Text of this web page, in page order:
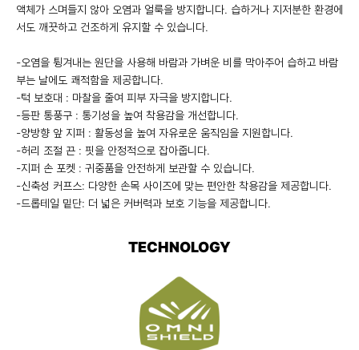
액체가 스며들지 않아 오염과 얼룩을 방지합니다. 습하거나 지저분한 환경에
서도 깨끗하고 건조하게 유지할 수 있습니다.
-오염을 튕겨내는 원단을 사용해 바람과 가벼운 비를 막아주어 습하고 바람
부는 날에도 쾌적함을 제공합니다.
-턱 보호대 : 마찰을 줄여 피부 자극을 방지합니다.
-등판 통풍구 : 통기성을 높여 착용감을 개선합니다.
-양방향 앞 지퍼 : 활동성을 높여 자유로운 움직임을 지원합니다.
-허리 조절 끈 : 핏을 안정적으로 잡아줍니다.
-지퍼 손 포켓 : 귀중품을 안전하게 보관할 수 있습니다.
-신축성 커프스: 다양한 손목 사이즈에 맞는 편안한 착용감을 제공합니다.
-드롭테일 밑단: 더 넓은 커버력과 보호 기능을 제공합니다.
TECHNOLOGY